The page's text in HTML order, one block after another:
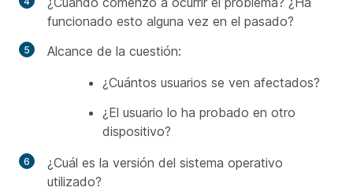
funcionado esto alguna vez en el pasado?
Alcance de la cuestión:
¿Cuántos usuarios se ven afectados?
¿El usuario lo ha probado en otro
dispositivo?
¿Cuál es la versión del sistema operativo
utilizado?